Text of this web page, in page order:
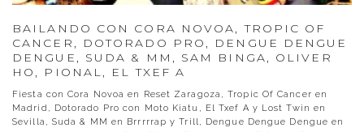
BAILANDO CON CORA NOVOA, TROPIC OF
CANCER, DOTORADO PRO, DENGUE DENGUE
DENGUE, SUDA & MM, SAM BINGA, OLIVER
HO, PIONAL, EL TXEF A
Fiesta con Cora Novoa en Reset Zaragoza, Tropic Of Cancer en
Madrid, Dotorado Pro con Moto Kiatu, El Txef A y Lost Twin en
Sevilla, Suda & MM en Brrrrrap y Trill, Dengue Dengue Dengue en